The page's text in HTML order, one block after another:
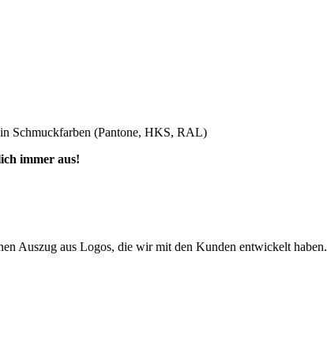
Schmuckfarben (Pantone, HKS, RAL)
immer aus!
Auszug aus Logos, die wir mit den Kunden entwickelt haben.